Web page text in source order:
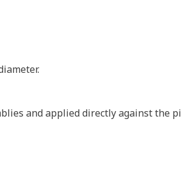
and applied directly against the